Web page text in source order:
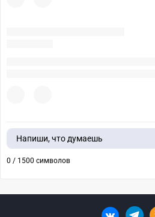
Напиши, что думаешь
0 / 1500 символов